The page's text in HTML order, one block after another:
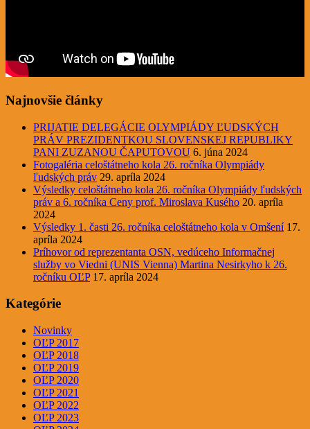
Najnovšie články
PRIJATIE DELEGÁCIE OLYMPIÁDY ĽUDSKÝCH
PRÁV PREZIDENTKOU SLOVENSKEJ REPUBLIKY
PANI ZUZANOU ČAPUTOVOU 6. júna 2024
Fotogaléria celoštátneho kola 26. ročníka Olympiády
ľudských práv 29. apríla 2024
Výsledky celoštátneho kola 26. ročníka Olympiády ľudských
práv a 6. ročníka Ceny prof. Miroslava Kusého 20. apríla
2024
Výsledky 1. časti 26. ročníka celoštátneho kola v Omšení 17.
apríla 2024
Príhovor od reprezentanta OSN, vedúceho Informačnej
služby vo Viedni (UNIS Vienna) Martina Nesirkyho k 26.
ročníku OĽP 17. apríla 2024
Kategórie
Novinky
OĽP 2017
OĽP 2018
OĽP 2019
OĽP 2020
OĽP 2021
OĽP 2022
OĽP 2023